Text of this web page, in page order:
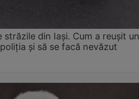
străzile din Iași. Cum a reușit un
și să se facă nevăzut